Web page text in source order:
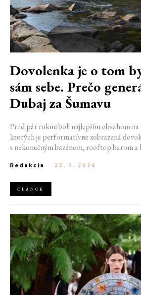
Dovolenka je o tom
sám sebe. Prečo
Dubaj za Šumavu
Pred pár rokmi boli najlepším obsahom
ktorých je performatívne zobrazená
s nekonečným bazénom, rooftop barom a
Jizerských horách. Ranné kúpanie v lome.
kamarátmi pri ohni.
Redakcia - 23. 7. 2026
ČLÁNOK